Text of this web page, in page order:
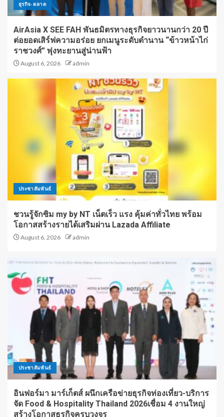
ธุรกิจ-ตลาด
AirAsia X SEE FAH พันธมิตรทางธุรกิจยาวนานกว่า 20 ปี
ต่อยอดเสิร์ฟความอร่อย ยกเมนูระดับตำนาน “ข้าวหน้าไก่
ราชวงศ์” พุ่งทะยานสู่น่านฟ้า
August 6, 2026 admin
ประชาสัมพันธ์
ชวนรู้จักซิม my by NT เน็ตเร็ว แรง คุ้มค่าทั่วไทย พร้อม
โอกาสสร้างรายได้เสริมผ่าน Lazada Affiliate
August 6, 2026 admin
ประชาสัมพันธ์
อินฟอร์มา มาร์เก็ตส์ ผนึกเครือข่ายธุรกิจท่องเที่ยว-บริการ
จัด Food & Hospitality Thailand 2026เชื่อม 4 งานใหญ่
สร้างโอกาสธุรกิจครบวงจร